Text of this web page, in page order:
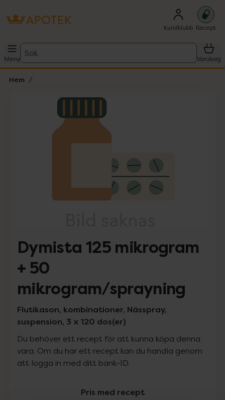
Kundklubb Recept
Meny
Sök
Varukorg
Hem
Lista: . Innehåller 1 objekt.
Dymista 125 mikrogram
+ 50
mikrogram/sprayning
Flutikason, kombinationer, Nässpray,
suspension, 3 x 120 dos(er)
Du behöver ett recept för att kunna köpa denna
vara. Om du har ett recept kan du handla genom
att logga in med ditt bank-ID.
Pris med recept